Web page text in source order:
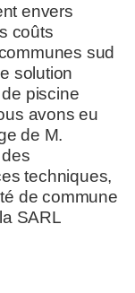
envers
coûts
sud
solution
piscine
avons eu
de M.
techniques,
de commune
SARL